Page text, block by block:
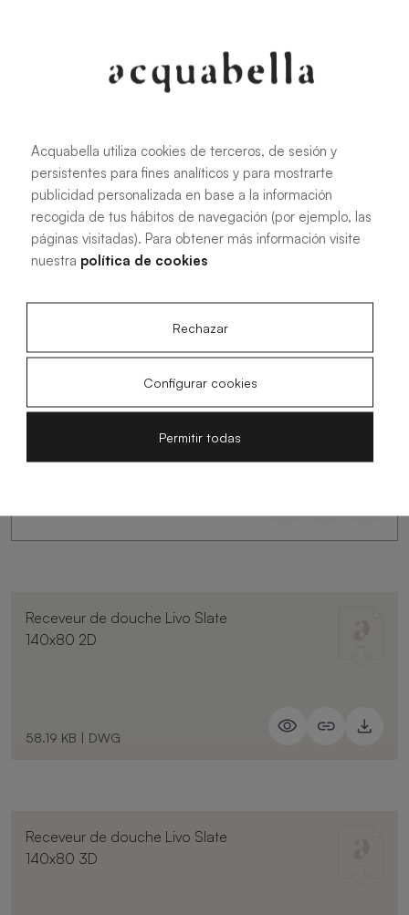
PDF
Manuel d'installation des receveurs
de douche Akron®
4.15 MB|PDF
Receveur de douche Livo Slate
140x80 2D
58.19 KB | DWG
Receveur de douche Livo Slate
140x80 3D
Acquabella utiliza cookies de terceros, de sesión y
persistentes para fines analíticos y para mostrarte
publicidad personalizada en base a la información
recogida de tus hábitos de navegación (por ejemplo, las
páginas visitadas). Para obtener más información visite
nuestra política de cookies
Rechazar
Configurar cookies
Permitir todas